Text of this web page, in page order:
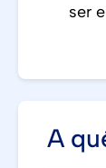
ser
A